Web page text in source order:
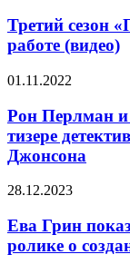
из Беверли-
Хиллз
«Первобытного
человека»
уже
работе
Третий сезон
работе (видео)
Рон
и
Эдриан
Броуди
засветились
тизере
«Покерфейс»
от
Райана
01.11.2022
Рон Перлман и
тизере
Джонсона
Ева
показывает
свои
боевые
28.12.2023
Ева Грин
ролике о